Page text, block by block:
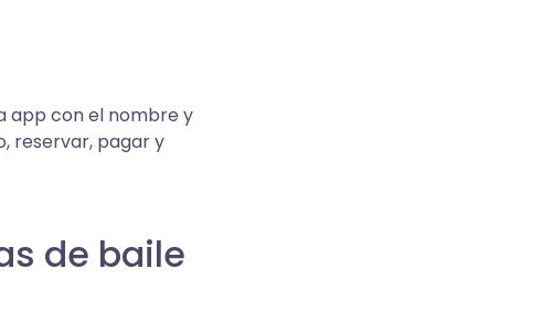
app con el nombre y
reservar, pagar y
de baile